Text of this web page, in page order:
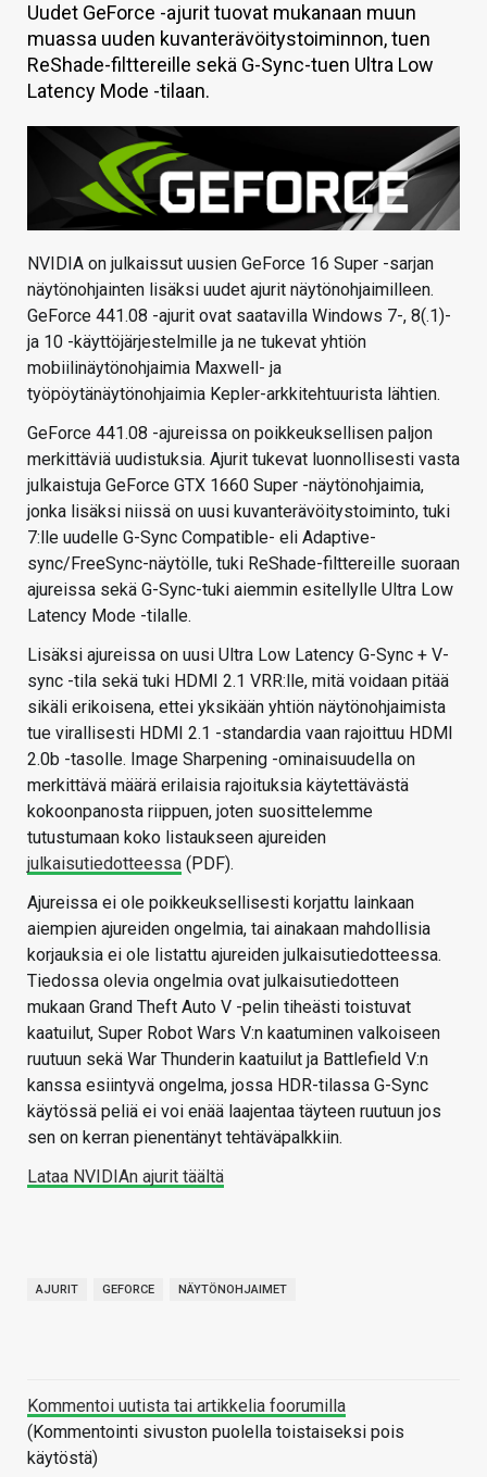
KAUPPA
VAIHDA TEEMA
HAKU
Uudet GeForce -ajurit tuovat mukanaan muun
muassa uuden kuvanterävöitystoiminnon, tuen
ReShade-filttereille sekä G-Sync-tuen Ultra Low
Latency Mode -tilaan.
NVIDIA on julkaissut uusien GeForce 16 Super -sarjan
näytönohjainten lisäksi uudet ajurit näytönohjaimilleen.
GeForce 441.08 -ajurit ovat saatavilla Windows 7-, 8(.1)-
ja 10 -käyttöjärjestelmille ja ne tukevat yhtiön
mobiilinäytönohjaimia Maxwell- ja
työpöytänäytönohjaimia Kepler-arkkitehtuurista lähtien.
GeForce 441.08 -ajureissa on poikkeuksellisen paljon
merkittäviä uudistuksia. Ajurit tukevat luonnollisesti vasta
julkaistuja GeForce GTX 1660 Super -näytönohjaimia,
jonka lisäksi niissä on uusi kuvanterävöitystoiminto, tuki
7:lle uudelle G-Sync Compatible- eli Adaptive-
sync/FreeSync-näytölle, tuki ReShade-filttereille suoraan
ajureissa sekä G-Sync-tuki aiemmin esitellylle Ultra Low
Latency Mode -tilalle.
Lisäksi ajureissa on uusi Ultra Low Latency G-Sync + V-
sync -tila sekä tuki HDMI 2.1 VRR:lle, mitä voidaan pitää
sikäli erikoisena, ettei yksikään yhtiön näytönohjaimista
tue virallisesti HDMI 2.1 -standardia vaan rajoittuu HDMI
2.0b -tasolle. Image Sharpening -ominaisuudella on
merkittävä määrä erilaisia rajoituksia käytettävästä
kokoonpanosta riippuen, joten suosittelemme
tutustumaan koko listaukseen ajureiden
julkaisutiedotteessa (PDF).
Ajureissa ei ole poikkeuksellisesti korjattu lainkaan
aiempien ajureiden ongelmia, tai ainakaan mahdollisia
korjauksia ei ole listattu ajureiden julkaisutiedotteessa.
Tiedossa olevia ongelmia ovat julkaisutiedotteen
mukaan Grand Theft Auto V -pelin tiheästi toistuvat
kaatuilut, Super Robot Wars V:n kaatuminen valkoiseen
ruutuun sekä War Thunderin kaatuilut ja Battlefield V:n
kanssa esiintyvä ongelma, jossa HDR-tilassa G-Sync
käytössä peliä ei voi enää laajentaa täyteen ruutuun jos
sen on kerran pienentänyt tehtäväpalkkiin.
Lataa NVIDIAn ajurit täältä
AJURIT GEFORCE NÄYTÖNOHJAIMET
Kommentoi uutista tai artikkelia foorumilla
(Kommentointi sivuston puolella toistaiseksi pois
käytöstä)